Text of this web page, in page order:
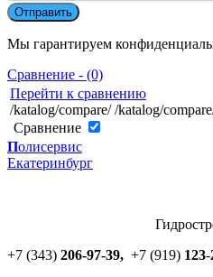
Мы гарантируем
Сравнение - (0)
Перейти к сравнению
/katalog/compare/ /katalog/
Cравнение
Полисервис
Екатеринбург
+7 (343) 206-97-39, +7 (919) 123-